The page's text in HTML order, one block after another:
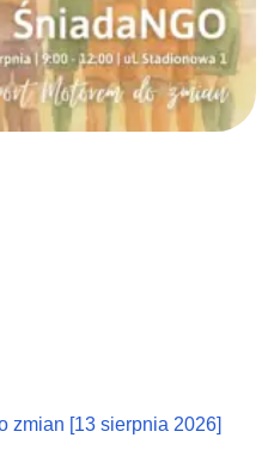
zmian [13 sierpnia 2026]